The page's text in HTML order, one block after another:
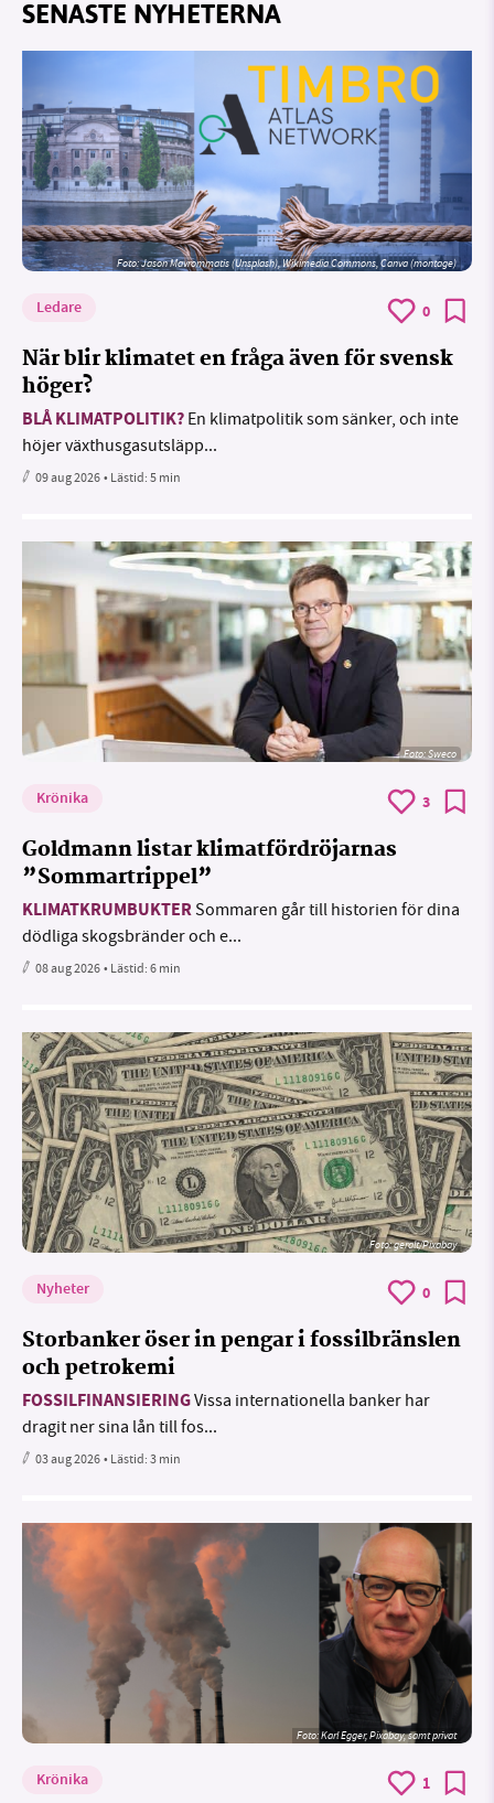
SENASTE NYHETERNA
Foto: Jason Mavrommatis (Unsplash), Wikimedia Commons, Canva (montage)
Ledare 0
När blir klimatet en fråga även för svensk
höger?
BLÅ KLIMATPOLITIK? En klimatpolitik som sänker, och inte
höjer växthusgasutsläpp...
09 aug 2026• Lästid:5 min
Foto: Sweco
Krönika 3
Goldmann listar klimatfördröjarnas
”Sommartrippel”
KLIMATKRUMBUKTERSommaren går till historien för dina
dödliga skogsbränder och e...
08 aug 2026• Lästid:6 min
Foto:geralt/Pixabay
Nyheter 0
Storbanker öser in pengar i fossilbränslen
och petrokemi
FOSSILFINANSIERINGVissa internationella banker har
dragit ner sina lån till fos...
03 aug 2026• Lästid:3 min
Foto:Karl Egger, Pixabay, samt privat
Krönika 1